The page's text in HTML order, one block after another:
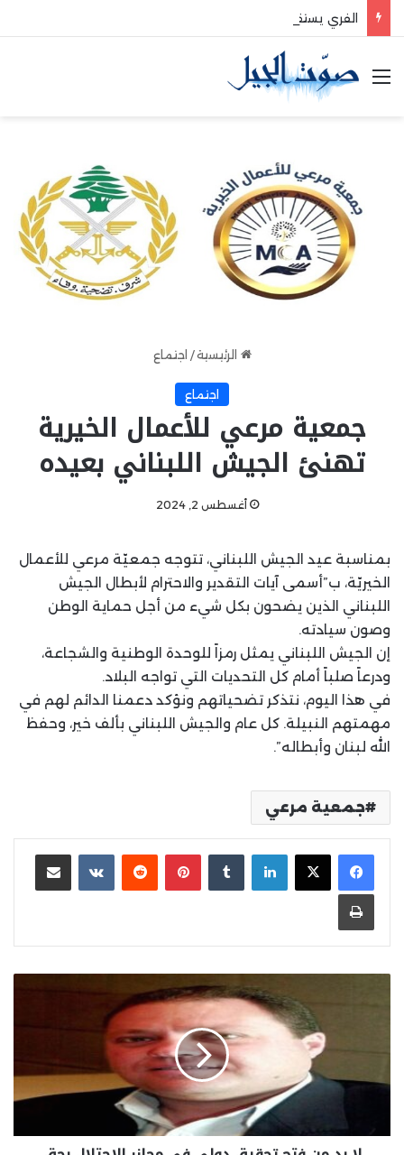
الفري يستقبل نقيب موظفي قاديشا
القائمة
الرئيسية / اجتماع
اجتماع
جمعية مرعي للأعمال الخيرية
تهنئ الجيش اللبناني بعيده
أغسطس 2, 2024
بمناسبة عيد الجيش اللبناني، تتوجه جمعيّة مرعي للأعمال
الخيريّة، ب”أسمى آيات التقدير والاحترام لأبطال الجيش
اللبناني الذين يضحون بكل شيء من أجل حماية الوطن
وصون سيادته.
إن الجيش اللبناني يمثل رمزاً للوحدة الوطنية والشجاعة،
ودرعاً صلباً أمام كل التحديات التي تواجه البلاد.
في هذا اليوم، نتذكر تضحياتهم ونؤكد دعمنا الدائم لهم في
مهمتهم النبيلة. كل عام والجيش اللبناني بألف خير، وحفظ
الله لبنان وأبطاله”.
جمعية مرعي
لينكدإن بينتيريست مشاركة عبر البريد
طباعة